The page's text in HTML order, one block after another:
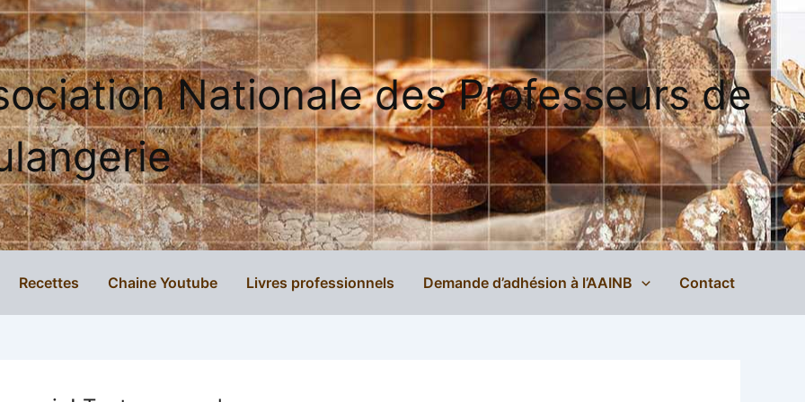
Nationale des Professeurs de
Recettes Chaine Youtube Livres professionnels Demande d’adhésion à l’AAINB Contact